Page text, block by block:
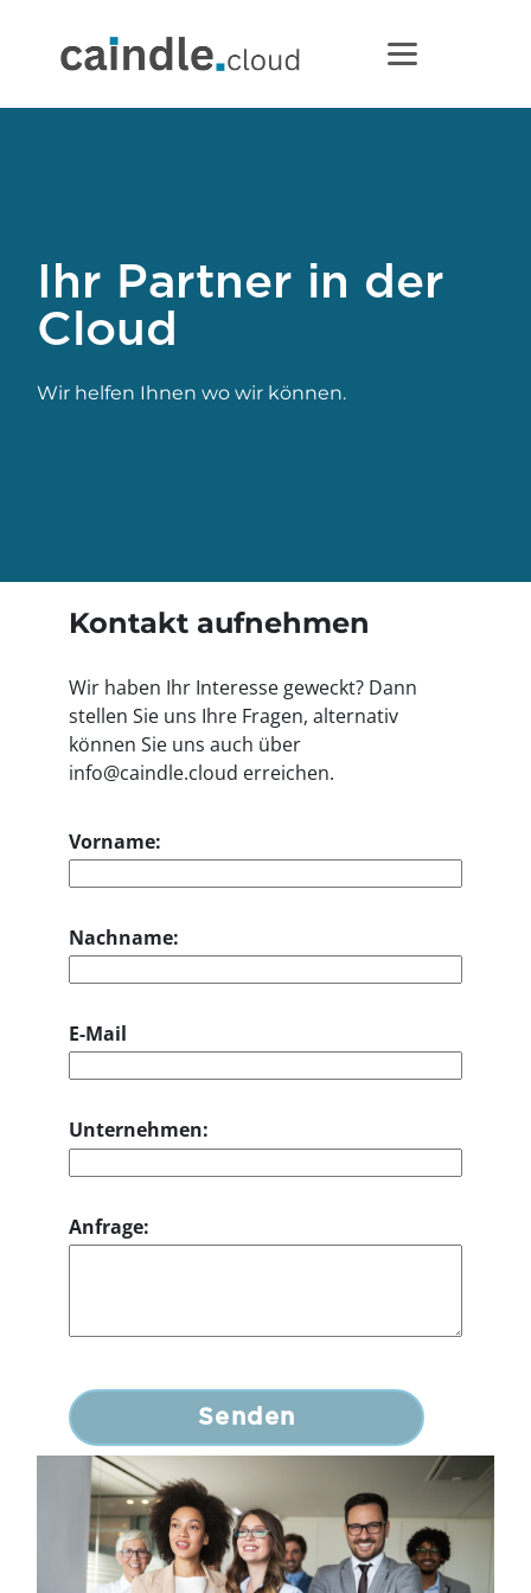
Ihr Partner in der
Cloud
Wir helfen Ihnen wo wir können.
Kontakt aufnehmen
Wir haben Ihr Interesse geweckt? Dann
stellen Sie uns Ihre Fragen, alternativ
können Sie uns auch über
info@caindle.cloud erreichen.
Vorname:
Nachname:
E-Mail
Unternehmen:
Anfrage: